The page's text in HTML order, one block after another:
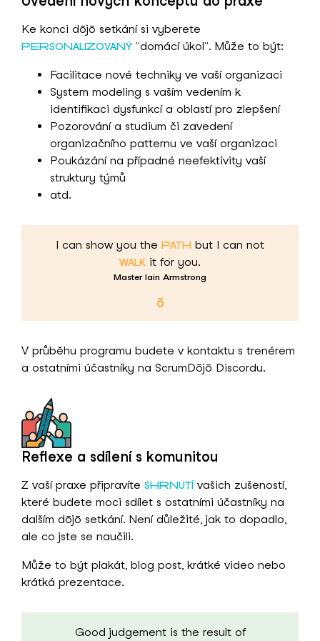
Ke konci dōjō setkání si vyberete
PERSONALIZOVANÝ "domácí úkol". Může to být:
Facilitace nové techniky ve vaší organizaci
System modeling s vaším vedením k
identifikaci dysfunkcí a oblastí pro zlepšení
Pozorování a studium či zavedení
organizačního patternu ve vaší organizaci
Poukázání na případné neefektivity vaší
struktury týmů
atd.
I can show you the PATH but I can not
WALK it for you.
Master Iain Armstrong
V průběhu programu budete v kontaktu s trenérem
a ostatními účastníky na ScrumDōjō Discordu.
Reflexe a sdílení s komunitou
Z vaší praxe připravíte SHRNUTÍ vašich zušeností,
které budete moci sdílet s ostatními účastníky na
dalším dōjō setkání. Není důležité, jak to dopadlo,
ale co jste se naučili.
Může to být plakát, blog post, krátké video nebo
krátká prezentace.
Good judgement is the result of